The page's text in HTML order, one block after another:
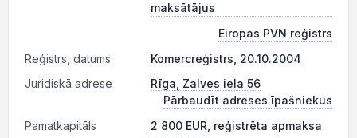
maksātājus
Eiropas PVN reģistrs
Reģistrs, datums
Komercreģistrs, 20.10.2004
Juridiskā adrese
Rīga, Zalves iela 56
Pārbaudīt adreses īpašniekus
Pamatkapitāls
2 800 EUR, reģistrēta apmaksa